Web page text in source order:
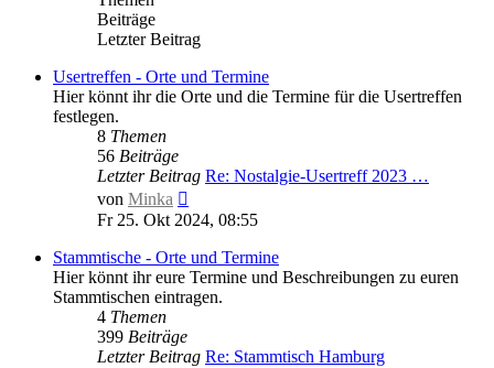
Beiträge
Letzter Beitrag
Usertreffen - Orte und Termine
Hier könnt ihr die Orte und die Termine für die Usertreffen
festlegen.
8 Themen
56 Beiträge
Letzter Beitrag Re: Nostalgie-Usertreff 2023 …
von Minka
Beitrag
Fr 25. Okt 2024, 08:55
Stammtische - Orte und Termine
Hier könnt ihr eure Termine und Beschreibungen zu euren
Stammtischen eintragen.
4 Themen
399 Beiträge
Letzter Beitrag Re: Stammtisch Hamburg